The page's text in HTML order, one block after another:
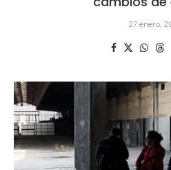
27 enero,